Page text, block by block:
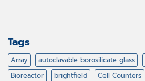
Tags
Array autoclavable borosilicate glass
Bioreactor
brightfield Cell Counters